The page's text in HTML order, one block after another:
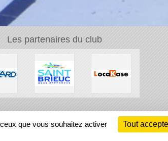
Les partenaires du club
que vous souhaitez activer Tout